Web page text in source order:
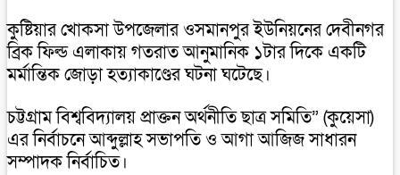
কুষ্টিয়ার খোকসা উপজেলার ওসমানপুর ইউনিয়নের দেবীনগর
ব্রিক ফিল্ড এলাকায় গতরাত আনুমানিক ১টার দিকে একটি
মর্মান্তিক জোড়া হত্যাকাণ্ডের ঘটনা ঘটেছে।
চট্টগ্রাম বিশ্ববিদ্যালয় প্রাক্তন অর্থনীতি ছাত্র সমিতি” (কুয়েসা)
এর নির্বাচনে আব্দুল্লাহ সভাপতি ও আগা আজিজ সাধারন
সম্পাদক নির্বাচিত।